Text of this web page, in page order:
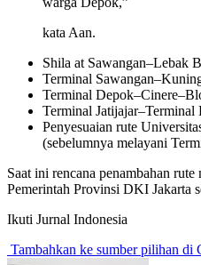
kata Aan.
Shila at Sawangan–Lebak
Terminal
Terminal
Terminal Jatijajar–Terminal
Penyesuaian rute
(sebelumnya melayani
Saat ini rencana penambahan
Pemerintah Provinsi DKI Jakarta
Ikuti Jurnal Indonesia
Tambahkan ke sumber pilihan di